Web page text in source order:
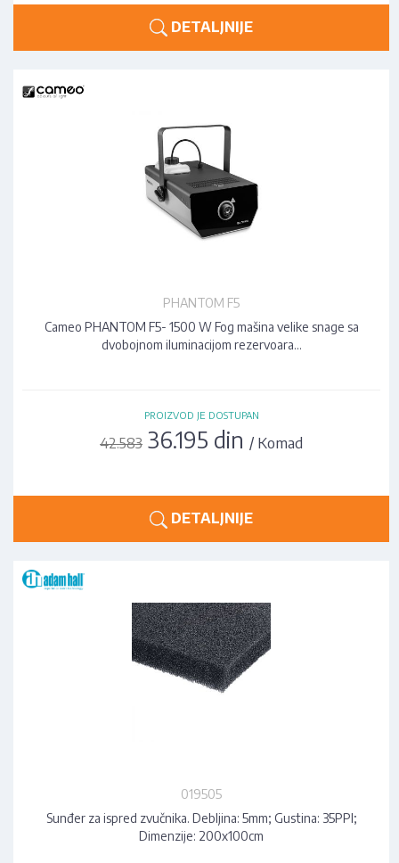
DETALJNIJE
PHANTOM F5
Cameo PHANTOM F5- 1500 W Fog mašina velike snage sa
dvobojnom iluminacijom rezervoara…
PROIZVOD JE DOSTUPAN
42.583 36.195 din / Komad
DETALJNIJE
019505
Sunđer za ispred zvučnika. Debljina: 5mm; Gustina: 35PPI;
Dimenzije: 200x100cm